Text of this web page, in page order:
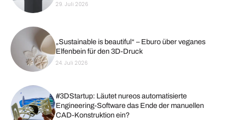
29. Juli 2026
„Sustainable is beautiful“ – Eburo über veganes
Elfenbein für den 3D-Druck
24. Juli 2026
#3DStartup: Läutet nureos automatisierte
Engineering-Software das Ende der manuellen
CAD-Konstruktion ein?